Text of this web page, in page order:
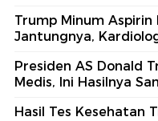
Trump Minum
Jantungnya,
Presiden AS Donald
Medis, Ini Hasilnya
Hasil Tes Kesehatan